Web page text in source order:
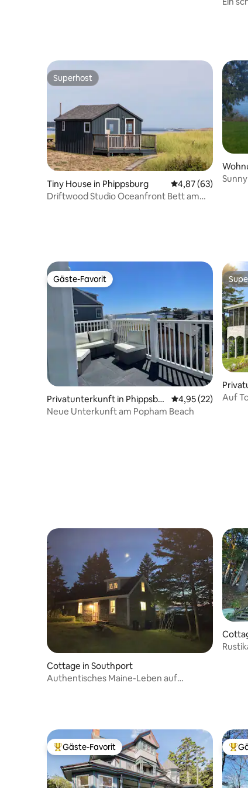
Superhost
Superhost
Tiny House in Phippsburg Durchschnittliche
4,87 (63)
Driftwood Studio Oceanfront Bett am
Gäste-Favorit
Gäste-Favorit
Privatunterkunft in Phippsbur
g
Durchschnittliche
4,95 (22)
Neue Unterkunft am Popham Beach
Auf
Cottage in Southport
Authentisches Maine-Leben auf
Beliebter Gäste-Favorit.
Gäste-Favorit